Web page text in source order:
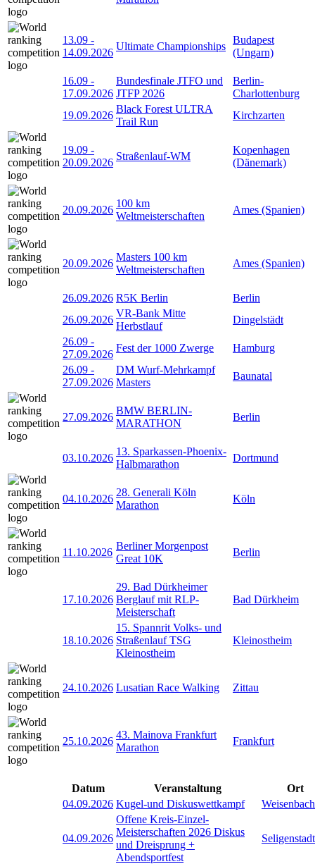
13.09 -
14.09.2026
Ultimate Championships
Budapest
(Ungarn)
16.09 -
17.09.2026
Bundesfinale JTFO und
JTFP 2026
Berlin-
Charlottenburg
19.09.2026
Black Forest ULTRA
Trail Run
Kirchzarten
19.09 -
20.09.2026
Straßenlauf-WM
Kopenhagen
(Dänemark)
20.09.2026
100 km
Weltmeisterschaften
Ames (Spanien)
20.09.2026
Masters 100 km
Weltmeisterschaften
Ames (Spanien)
26.09.2026 R5K Berlin
Berlin
26.09.2026
VR-Bank Mitte
Herbstlauf
Dingelstädt
26.09 -
27.09.2026
Fest der 1000 Zwerge
Hamburg
26.09 -
27.09.2026
DM Wurf-Mehrkampf
Masters
Baunatal
27.09.2026
BMW BERLIN-
MARATHON
Berlin
03.10.2026
13. Sparkassen-Phoenix-
Halbmarathon
Dortmund
04.10.2026
28. Generali Köln
Marathon
Köln
11.10.2026
Berliner Morgenpost
Great 10K
Berlin
17.10.2026
29. Bad Dürkheimer
Berglauf mit RLP-
Meisterschaft
Bad Dürkheim
18.10.2026
15. Spannrit Volks- und
Straßenlauf TSG
Kleinostheim
Kleinostheim
24.10.2026 Lusatian Race Walking Zittau
25.10.2026
43. Mainova Frankfurt
Marathon
Frankfurt
Datum Veranstaltung
Ort
04.09.2026 Kugel-und Diskuswettkampf Weisenbach
04.09.2026
Offene Kreis-Einzel-
Meisterschaften 2026 Diskus
und Dreisprung +
Abendsportfest
Seligenstadt